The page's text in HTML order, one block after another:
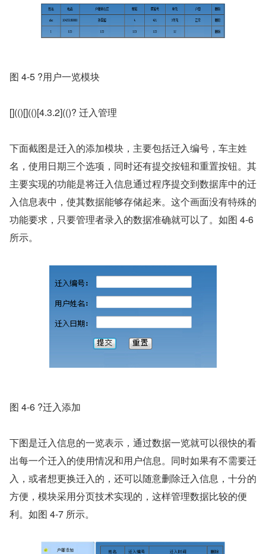
图 4-5 ?用户一览模块
[](()[](()[4.3.2](()? 迁入管理
下面截图是迁入的添加模块，主要包括迁入编号，车主姓
名，使用日期三个选项，同时还有提交按钮和重置按钮。其
主要实现的功能是将迁入信息通过程序提交到数据库中的迁
入信息表中，使其数据能够存储起来。这个画面没有特殊的
功能要求，只要管理者录入的数据准确就可以了。如图 4-6
所示。
图 4-6 ?迁入添加
下图是迁入信息的一览表示，通过数据一览就可以很快的看
出每一个迁入的使用情况和用户信息。同时如果有不需要迁
入，或者想更换迁入的，还可以随意删除迁入信息，十分的
方便，模块采用分页技术实现的，这样管理数据比较的便
利。如图 4-7 所示。